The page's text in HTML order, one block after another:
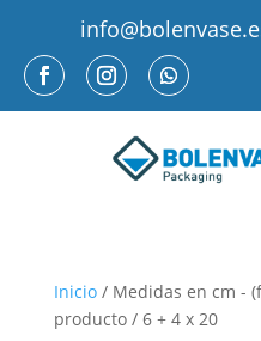
Inicio/ Medidas en cm -
producto / 6 + 4 x 20